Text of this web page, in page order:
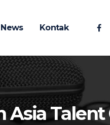
News Kontak
Asia Talent